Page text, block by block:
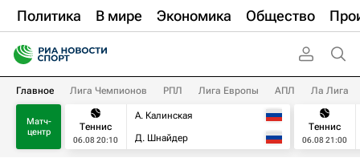
Политика В мире Экономика Общество
Главное Лига Чемпионов РПЛ Лига Европы АПЛ Ла Лига
Матч-
центр
Теннис
06.08 20:10
А. Калинская
Д. Шнайдер
Теннис
06.08 21:00